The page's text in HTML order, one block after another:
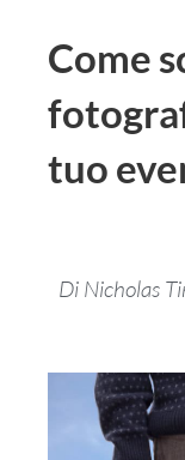
Come
tuo
Di Nicholas